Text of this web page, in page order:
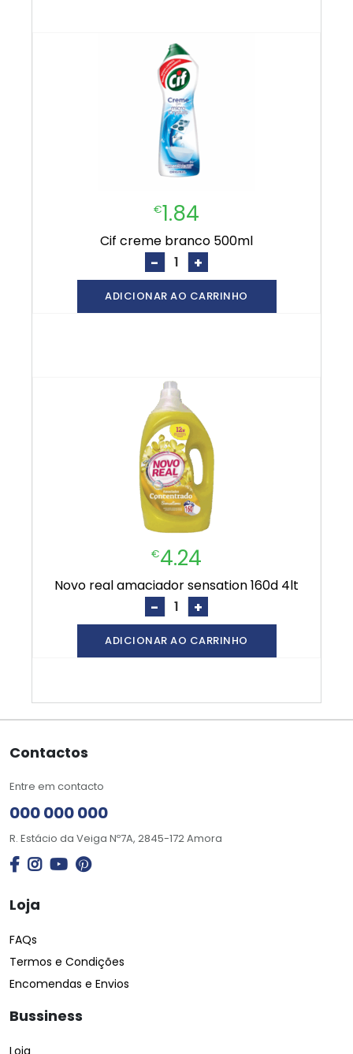
€1.84
cif creme branco 500ml
- +
ADICIONAR AO CARRINHO
€4.24
novo real amaciador sensation 160d 4lt
- +
ADICIONAR AO CARRINHO
Contactos
Entre em contacto
000 000 000
R. Estácio da Veiga Nº7A, 2845-172 Amora
Loja
FAQs
Termos e Condições
Encomendas e Envios
Bussiness
Loja